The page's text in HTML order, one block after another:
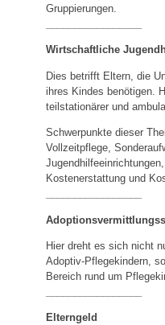
Gruppierungen.
Wirtschaftliche
Dies betrifft Eltern, die
ihres Kindes benötigen.
teilstationärer und
Schwerpunkte dieser
Vollzeitpflege,
Kostenerstattung und
Hier dreht es sich nicht
Adoptiv-Pflegekindern,
Bereich rund um
Elterngeld